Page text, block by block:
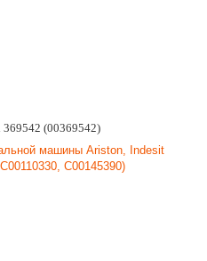
369542 (00369542)